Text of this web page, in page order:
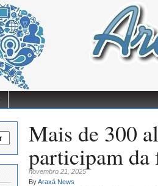
Mais de 300
participam da
novembro 21, 2025
ByAraxá News